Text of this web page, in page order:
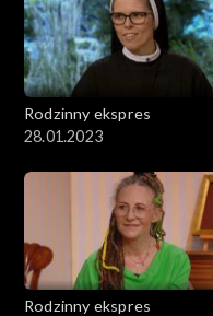
Rodzinny ekspres
28.01.2023
Rodzinny ekspres